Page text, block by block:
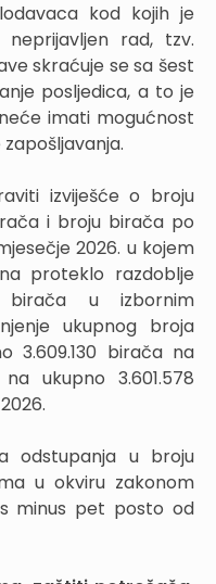
kod kojih je
rad, tzv.
skraćuje se sa šest
posljedica, a to je
imati mogućnost
izviješće o broju
i broju birača po
2026. u kojem
proteklo razdoblje
u izbornim
ukupnog broja
3.609.130 birača na
ukupno 3.601.578
odstupanja u broju
u okviru zakonom
minus pet posto od